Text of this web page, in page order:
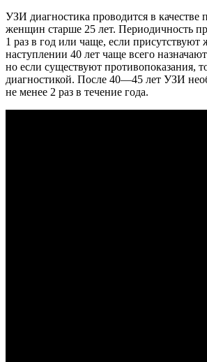
УЗИ диагностика проводится в качестве
женщин старше 25 лет. Периодичность
1 раз в год или чаще, если
наступлении 40 лет чаще всего
но если существуют противопоказания,
диагностикой. После 40—45 лет УЗИ
не менее 2 раз в течение года.